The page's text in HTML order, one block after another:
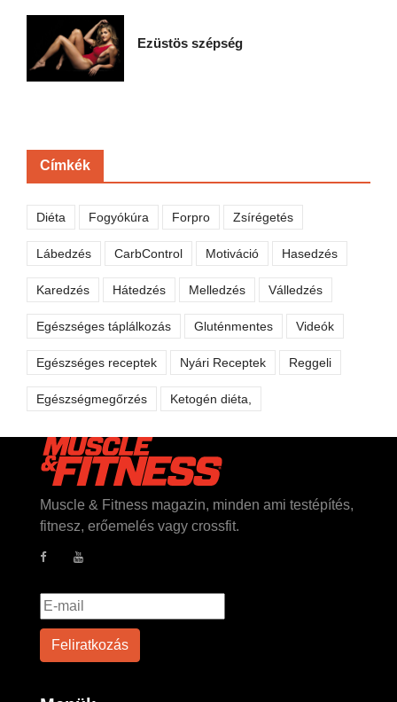
Ezüstös szépség
Címkék
Diéta Fogyókúra Forpro Zsírégetés
Lábedzés CarbControl Motiváció Hasedzés
Karedzés Hátedzés Melledzés Válledzés
Egészséges táplálkozás Gluténmentes Videók
Egészséges receptek Nyári Receptek Reggeli
Egészségmegőrzés Ketogén diéta,
Muscle & Fitness magazin, minden ami testépítés,
fitnesz, erőemelés vagy crossfit.